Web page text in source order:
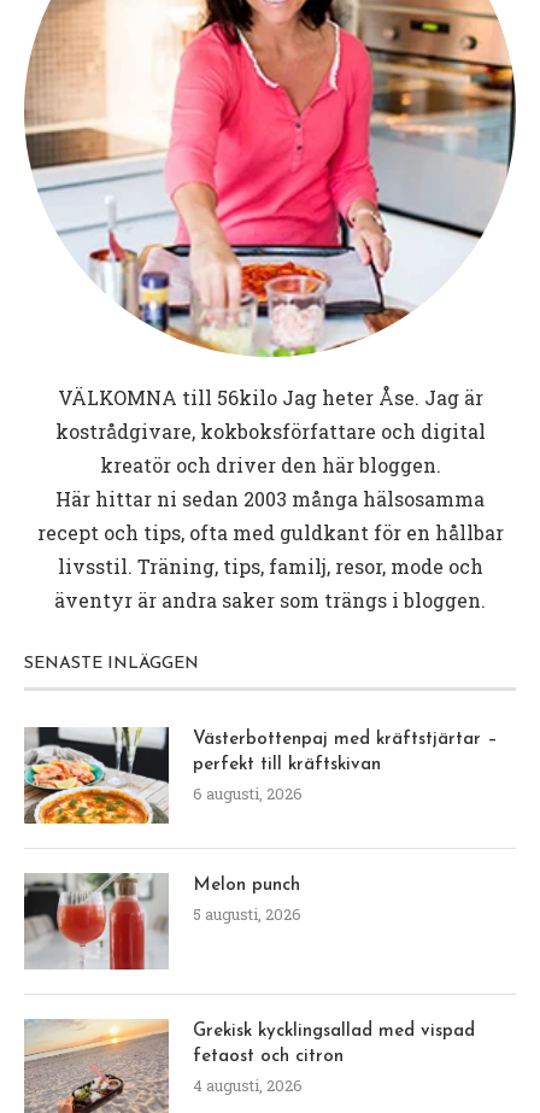
VÄLKOMNA till 56kiloJag heter Åse. Jag är
kostrådgivare, kokboksförfattare och digital
kreatör och driver den här bloggen.
Här hittar ni sedan 2003 många hälsosamma
recept och tips, ofta med guldkant för en hållbar
livsstil. Träning, tips, familj, resor, mode och
äventyr är andra saker som trängs i bloggen.
SENASTE INLÄGGEN
Västerbottenpaj med kräftstjärtar –
perfekt till kräftskivan
6 augusti, 2026
Melon punch
5 augusti, 2026
Grekisk kycklingsallad med vispad
fetaost och citron
4 augusti, 2026